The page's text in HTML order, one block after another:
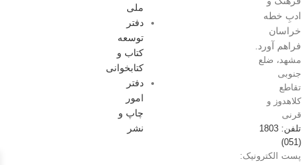
ادبِ خطه
خراسان
فراهم آورد.
مشهد، ضلع
جنوبی
تقاطع
کلاهدوز و
قرنی
تلفن: 1803
(051)
پست الکترونیک:
ملی
دفتر
توسعه
کتاب و
کتابخوانی
دفتر
امور
چاپ و
نشر